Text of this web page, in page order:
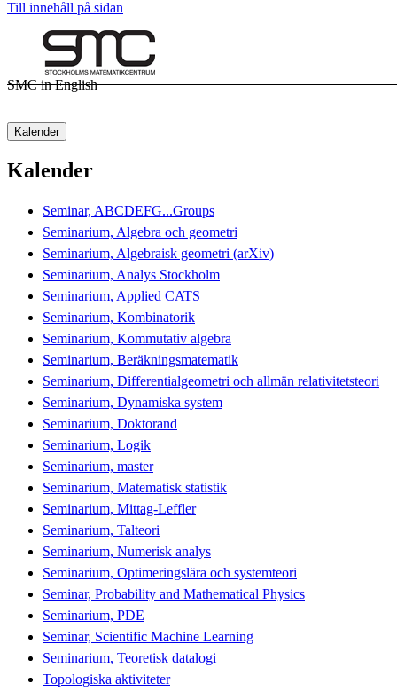
Till innehåll på sidan
SMC in English
Kalender
Kalender
Seminar, ABCDEFG...Groups
Seminarium, Algebra och geometri
Seminarium, Algebraisk geometri (arXiv)
Seminarium, Analys Stockholm
Seminarium, Applied CATS
Seminarium, Kombinatorik
Seminarium, Kommutativ algebra
Seminarium, Beräkningsmatematik
Seminarium, Differentialgeometri och allmän relativitetsteori
Seminarium, Dynamiska system
Seminarium, Doktorand
Seminarium, Logik
Seminarium, master
Seminarium, Matematisk statistik
Seminarium, Mittag-Leffler
Seminarium, Talteori
Seminarium, Numerisk analys
Seminarium, Optimeringslära och systemteori
Seminar, Probability and Mathematical Physics
Seminarium, PDE
Seminar, Scientific Machine Learning
Seminarium, Teoretisk datalogi
Topologiska aktiviteter